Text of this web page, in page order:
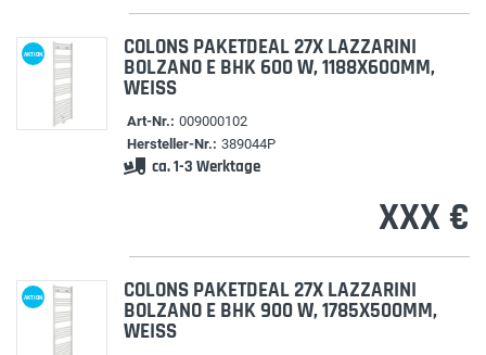
AKTION COLONS PAKETDEAL 27X LAZZARINI
BOLZANO E BHK 600 W, 1188X600MM,
WEISS
Art-Nr.: 009000102
Hersteller-Nr.: 389044P
ca. 1-3 Werktage
XXX €
AKTION COLONS PAKETDEAL 27X LAZZARINI
BOLZANO E BHK 900 W, 1785X500MM,
WEISS